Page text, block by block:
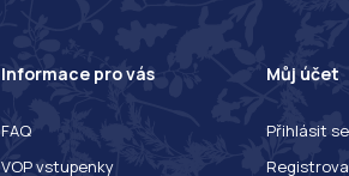
Informace pro vás
FAQ
VOP vstupenky
Můj účet
Přihlásit se